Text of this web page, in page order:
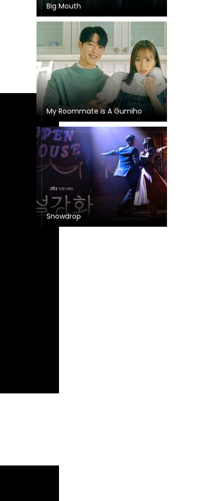
Big Mouth
My Roommate is A Gumiho
Snowdrop